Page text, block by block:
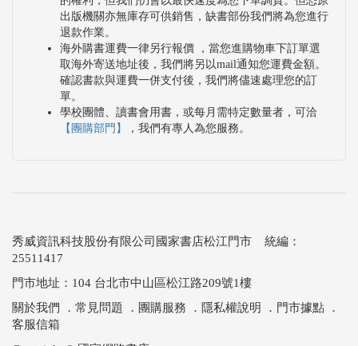
出版機關亦無庫存可供銷售，缺書部份我們將為您進行
退款作業。
海外購書運費一律另行報價 ，當您進購物車下訂單選
取海外寄送地址後，我們將另以mail通知您運費金額。
確認書款與運費一併支付後，我們將儘速處理您的訂
單。
學校團體、讀書會用書，或每月需特定數量者，可洽
【團購部門】
，我們有專人為您服務。
秀威資訊科技股份有限公司國家書店松江門市 統編：
25511417
門市地址：104 台北市中山區松江路209號1樓
關於我們 ． 常見問題 ． 團購服務 ． 隱私權說明 ． 門市據點 ．
客服信箱